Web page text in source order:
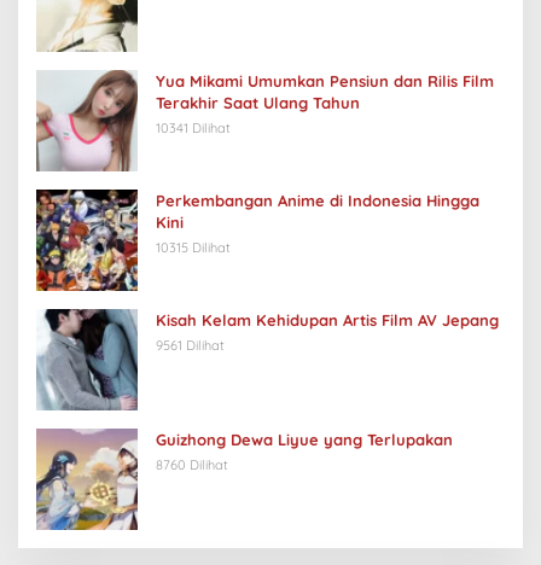
Yua Mikami Umumkan Pensiun dan Rilis Film
Terakhir Saat Ulang Tahun
10341 Dilihat
Perkembangan Anime di Indonesia Hingga
Kini
10315 Dilihat
Kisah Kelam Kehidupan Artis Film AV Jepang
9561 Dilihat
Guizhong Dewa Liyue yang Terlupakan
8760 Dilihat